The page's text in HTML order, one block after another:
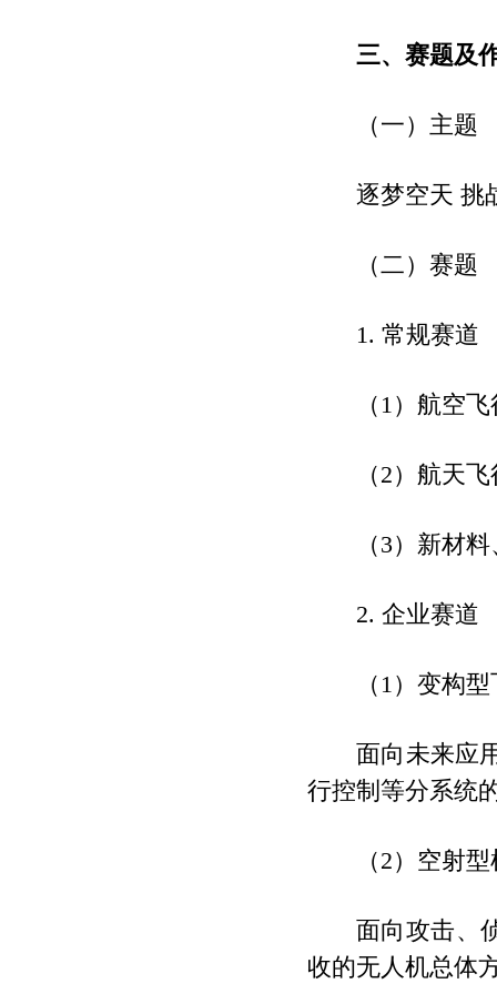
三、赛题及
（一）主题
逐梦空天 挑
（二）赛题
1. 常规赛道
（1）航空
（2）航天
（3）新材
2. 企业赛道
（1）变构
面向未来应
行控制等分系统
（2）空射
面向攻击、
收的无人机总体